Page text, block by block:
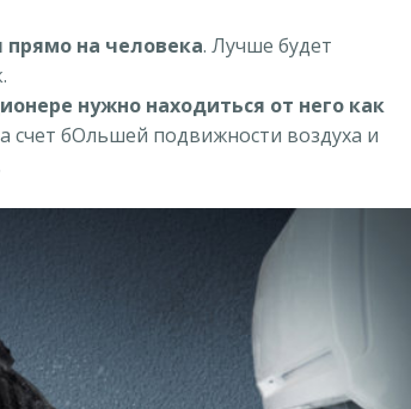
на человека. Лучше будет
нужно находиться от него как
счет бОльшей подвижности воздуха и